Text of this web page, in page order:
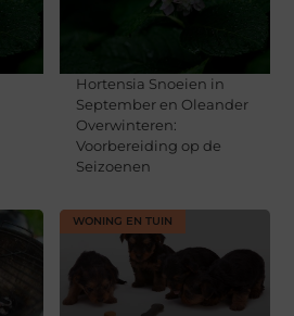
Hortensia Snoeien in
September en Oleander
Overwinteren:
Voorbereiding op de
Seizoenen
WONING EN TUIN